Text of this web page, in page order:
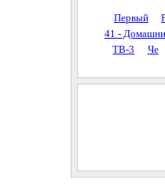
Первый
41 -
ТВ-3
Че